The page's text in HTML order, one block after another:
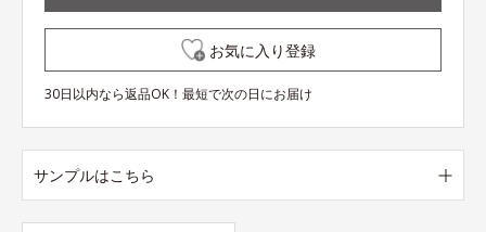
お気に入り登録
30日以内なら返品OK！最短で次の日にお届け
サンプルはこちら